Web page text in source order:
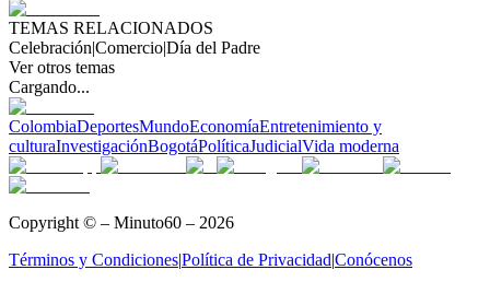
TEMAS RELACIONADOS
Celebración|Comercio|Día del Padre
Ver otros temas
Cargando...
ColombiaDeportesMundoEconomíaEntretenimiento y
culturaInvestigaciónBogotáPolíticaJudicialVida moderna
Copyright © – Minuto60 – 2026
Términos y Condiciones|Política de Privacidad|Conócenos